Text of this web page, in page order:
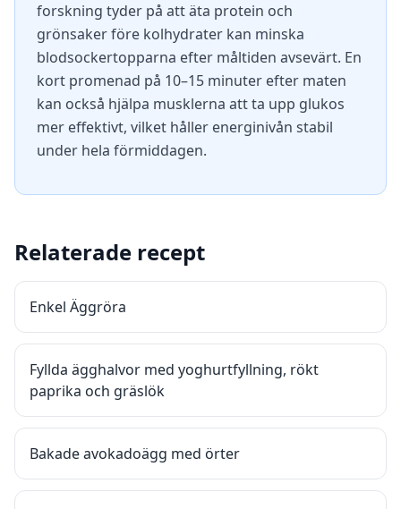
forskning tyder på att äta protein och
grönsaker före kolhydrater kan minska
blodsockertopparna efter måltiden avsevärt. En
kort promenad på 10–15 minuter efter maten
kan också hjälpa musklerna att ta upp glukos
mer effektivt, vilket håller energinivån stabil
under hela förmiddagen.
Relaterade recept
Enkel Äggröra
Fyllda ägghalvor med yoghurtfyllning, rökt
paprika och gräslök
Bakade avokadoägg med örter